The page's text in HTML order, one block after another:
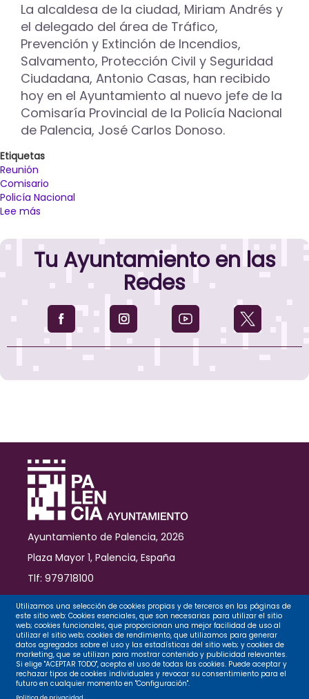
Policía
Nacional,
José
Carlos
Donoso
La alcaldesa de la ciudad, Miriam Andrés y
el delegado del área de Tráfico,
Prevención y Extinción de Incendios,
Salvamento, Protección Civil y Seguridad
Ciudadana, Antonio Casas, han recibido
hoy en el Ayuntamiento al nuevo jefe de la
Comisaría Provincial de la Policía Nacional
de Palencia, José Carlos Donoso.
Etiquetas
Reunión
Comisario
Policía Nacional
Lee más
y
Casas
reciben
Comisario
la
Policía
en
Tu Ayuntamiento en las
Redes
Ayuntamiento de Palencia, 2026
Plaza Mayor 1, Palencia, España
Tlf: 979718100
Contacto
Legal
Privacidad
Utilizamos una selección de cookies propias y de terceros en las páginas de
este sitio web: Cookies esenciales, que son necesarias para utilizar el sitio
web; cookies funcionales, que proporcionan una mejor facilidad de uso al
utilizar el sitio web; cookies de rendimiento, que utilizamos para generar
datos agregados sobre el uso y las estadísticas del sitio web; y cookies de
marketing, que se utilizan para mostrar contenido y publicidad relevantes.
Si elige "ACEPTAR TODO", acepta el uso de todas las cookies. Puede aceptar y
rechazar tipos de cookies individuales y revocar su consentimiento para el
futuro en cualquier momento en "Configuración".